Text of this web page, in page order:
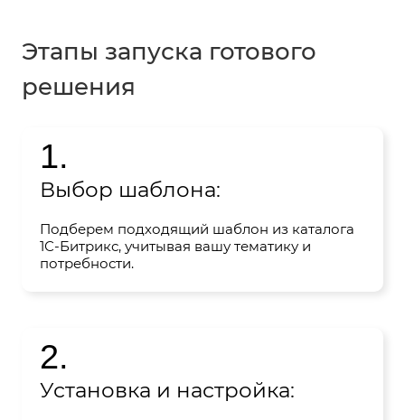
Этапы запуска готового
решения
1.
Выбор шаблона:
Подберем подходящий шаблон из каталога
1С-Битрикс, учитывая вашу тематику и
потребности.
2.
Установка и настройка: